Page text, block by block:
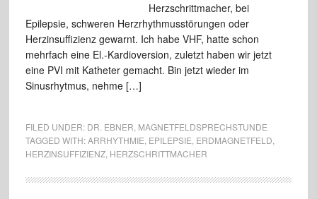
Herzschrittmacher, bei
Epilepsie, schweren Herzrhythmusstörungen oder
Herzinsuffizienz gewarnt. Ich habe VHF, hatte schon
mehrfach eine El.-Kardioversion, zuletzt haben wir jetzt
eine PVI mit Katheter gemacht. Bin jetzt wieder im
Sinusrhytmus, nehme […]
FILED UNDER: DR. EBNER MAGNETFELDSPRECHSTUNDE
TAGGED WITH:ARRHYTHMIE EPILEPSIE ERDMAGNETFELD
HERZINSUFFIZIENZ, HERZSCHRITTMACHER